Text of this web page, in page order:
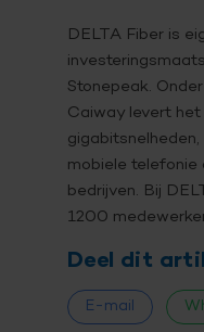
Deel dit
E-mail
DELTA Fiber is
Stonepeak.
Caiway levert
mobiele telefonie
bedrijven. Bij
1200